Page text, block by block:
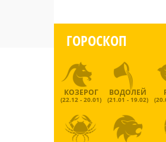
ГОРОСКОП
КОЗЕРОГ
(22.12 - 20.01)
ВОДОЛЕЙ
(21.01 - 19.02)